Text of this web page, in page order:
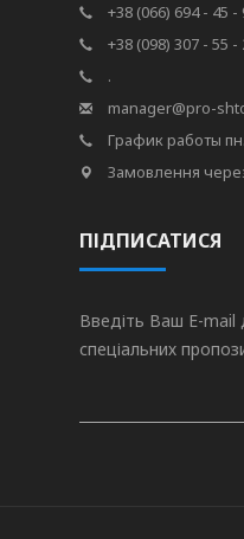
+38 (066) 694 - 45 -
+38 (098) 307 - 55 -
.
manager@pro-
График работы
Замовлення
ПІДПИСАТИСЯ
Введіть Ваш E-
спеціальних